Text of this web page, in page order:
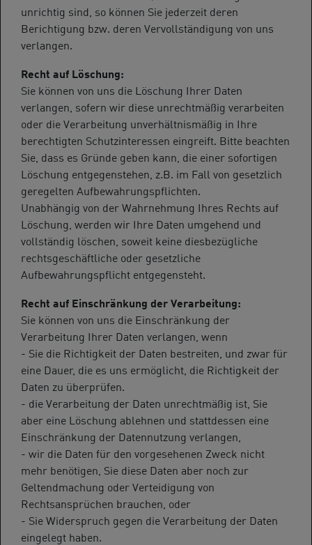
unrichtig sind, so können Sie jederzeit deren
Berichtigung bzw. deren Vervollständigung von uns
verlangen.
Recht auf Löschung:
Sie können von uns die Löschung Ihrer Daten
verlangen, sofern wir diese unrechtmäßig verarbeiten
oder die Verarbeitung unverhältnismäßig in Ihre
berechtigten Schutzinteressen eingreift. Bitte beachten
Sie, dass es Gründe geben kann, die einer sofortigen
Löschung entgegenstehen, z.B. im Fall von gesetzlich
geregelten Aufbewahrungspflichten.
Unabhängig von der Wahrnehmung Ihres Rechts auf
Löschung, werden wir Ihre Daten umgehend und
vollständig löschen, soweit keine diesbezügliche
rechtsgeschäftliche oder gesetzliche
Aufbewahrungspflicht entgegensteht.
Recht auf Einschränkung der Verarbeitung:
Sie können von uns die Einschränkung der
Verarbeitung Ihrer Daten verlangen, wenn
- Sie die Richtigkeit der Daten bestreiten, und zwar für
eine Dauer, die es uns ermöglicht, die Richtigkeit der
Daten zu überprüfen.
- die Verarbeitung der Daten unrechtmäßig ist, Sie
aber eine Löschung ablehnen und stattdessen eine
Einschränkung der Datennutzung verlangen,
- wir die Daten für den vorgesehenen Zweck nicht
mehr benötigen, Sie diese Daten aber noch zur
Geltendmachung oder Verteidigung von
Rechtsansprüchen brauchen, oder
- Sie Widerspruch gegen die Verarbeitung der Daten
eingelegt haben.